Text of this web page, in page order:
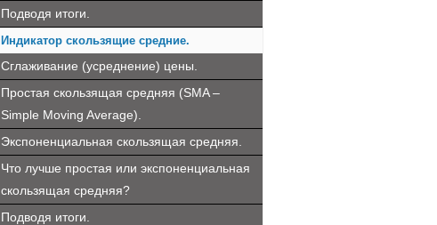
Подводя итоги.
Индикатор скользящие средние.
Сглаживание (усреднение) цены.
Простая скользящая средняя (SMA –
Simple Moving Average).
Экспоненциальная скользящая средняя.
Что лучше простая или экспоненциальная
скользящая средняя?
Подводя итоги.